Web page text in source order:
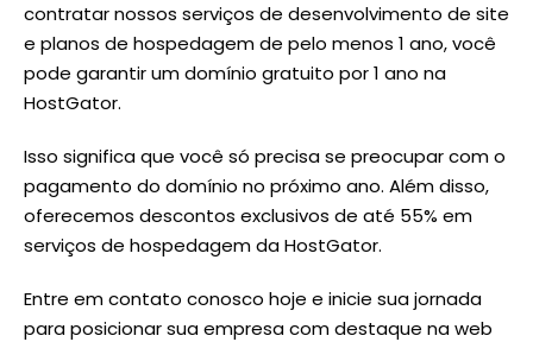
contratar nossos serviços de desenvolvimento de site
e planos de hospedagem de pelo menos 1 ano, você
pode garantir um domínio gratuito por 1 ano na
HostGator.
Isso significa que você só precisa se preocupar com o
pagamento do domínio no próximo ano. Além disso,
oferecemos descontos exclusivos de até 55% em
serviços de hospedagem da HostGator.
Entre em contato conosco hoje e inicie sua jornada
para posicionar sua empresa com destaque na web